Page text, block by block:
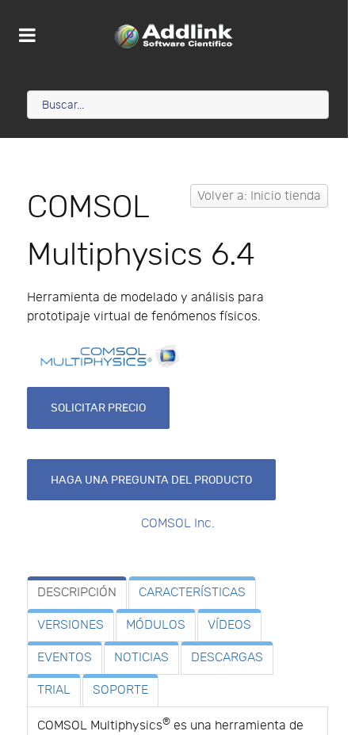
Volver a: Inicio tienda
COMSOL
Multiphysics 6.4
Herramienta de modelado y análisis para
prototipaje virtual de fenómenos físicos.
SOLICITAR PRECIO
HAGA UNA PREGUNTA DEL PRODUCTO
COMSOL Inc.
DESCRIPCIÓN CARACTERÍSTICAS
VERSIONES MÓDULOS VÍDEOS
EVENTOS NOTICIAS DESCARGAS
TRIAL SOPORTE
COMSOL Multiphysics® es una herramienta de